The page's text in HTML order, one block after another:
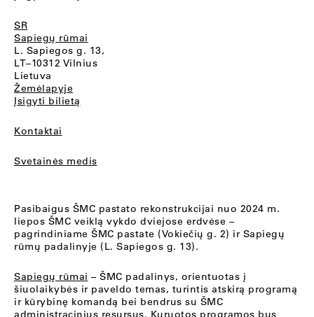
SR
Sapiegų rūmai
L. Sapiegos g. 13,
LT–10312 Vilnius
Lietuva
Žemėlapyje
Įsigyti bilietą
Kontaktai
Svetainės medis
Pasibaigus ŠMC pastato rekonstrukcijai nuo 2024 m.
liepos ŠMC veiklą vykdo dviejose erdvėse –
pagrindiniame ŠMC pastate (Vokiečių g. 2) ir Sapiegų
rūmų padalinyje (L. Sapiegos g. 13).
Sapiegų rūmai – ŠMC padalinys, orientuotas į
šiuolaikybės ir paveldo temas, turintis atskirą programą
ir kūrybinę komandą bei bendrus su ŠMC
administracinius resursus. Kuruotos programos bus